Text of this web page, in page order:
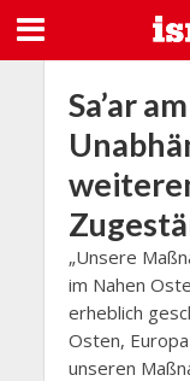
Sa’ar am
„Unsere
im Nahen
erheblich
Osten,
unseren